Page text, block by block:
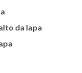
da lapa